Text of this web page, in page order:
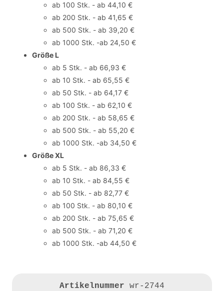
ab 100 Stk. - ab 44,10 €
ab 200 Stk. - ab 41,65 €
ab 500 Stk. - ab 39,20 €
ab 1000 Stk. -ab 24,50 €
Größe L
ab 5 Stk. - ab 66,93 €
ab 10 Stk. - ab 65,55 €
ab 50 Stk. - ab 64,17 €
ab 100 Stk. - ab 62,10 €
ab 200 Stk. - ab 58,65 €
ab 500 Stk. - ab 55,20 €
ab 1000 Stk. -ab 34,50 €
Größe XL
ab 5 Stk. - ab 86,33 €
ab 10 Stk. - ab 84,55 €
ab 50 Stk. - ab 82,77 €
ab 100 Stk. - ab 80,10 €
ab 200 Stk. - ab 75,65 €
ab 500 Stk. - ab 71,20 €
ab 1000 Stk. -ab 44,50 €
Artikelnummer wr-2744